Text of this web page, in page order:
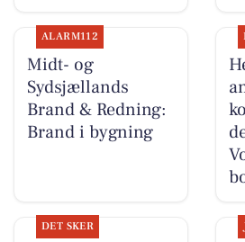
ALARM112
Midt- og
Sydsjællands
Brand & Redning:
Brand i bygning
DET SKER